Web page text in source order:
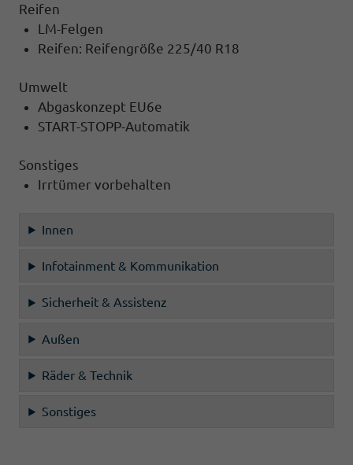
Reifen
LM-Felgen
Reifen: Reifengröße 225/40 R18
Umwelt
Abgaskonzept EU6e
START-STOPP-Automatik
Sonstiges
Irrtümer vorbehalten
Innen
Infotainment & Kommunikation
Sicherheit & Assistenz
Außen
Räder & Technik
Sonstiges